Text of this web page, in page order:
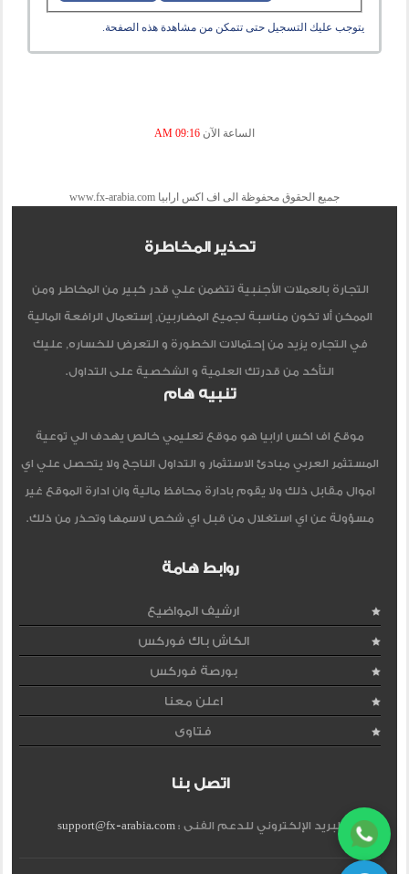
يتوجب عليك التسجيل حتى تتمكن من مشاهدة هذه الصفحة.
الساعة الآن 09:16 AM
جميع الحقوق محفوظة الى اف اكس ارابيا www.fx-arabia.com
تحذير المخاطرة
التجارة بالعملات الأجنبية تتضمن علي قدر كبير من المخاطر ومن
الممكن ألا تكون مناسبة لجميع المضاربين, إستعمال الرافعة المالية
في التجاره يزيد من إحتمالات الخطورة و التعرض للخساره, عليك
التأكد من قدرتك العلمية و الشخصية على التداول.
تنبيه هام
موقع اف اكس ارابيا هو موقع تعليمي خالص يهدف الي توعية
المستثمر العربي مبادئ الاستثمار و التداول الناجح ولا يتحصل علي اي
اموال مقابل ذلك ولا يقوم بادارة محافظ مالية وان ادارة الموقع غير
مسؤولة عن اي استغلال من قبل اي شخص لاسمها وتحذر من ذلك.
روابط هامة
ارشيف المواضيع
الكاش باك فوركس
بورصة فوركس
اعلن معنا
فتاوى
اتصل بنا
البريد الإلكتروني للدعم الفنى :support@fx-arabia.com